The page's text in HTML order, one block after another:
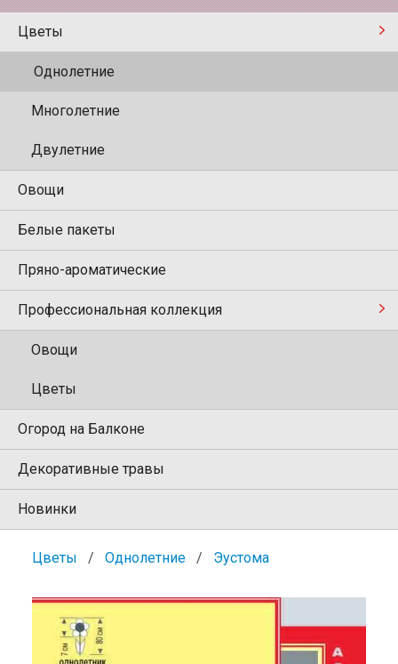
Цветы
Однолетние
Многолетние
Двулетние
Овощи
Белые пакеты
Пряно-ароматические
Профессиональная коллекция
Овощи
Цветы
Огород на Балконе
Декоративные травы
Новинки
Цветы Однолетние Эустома